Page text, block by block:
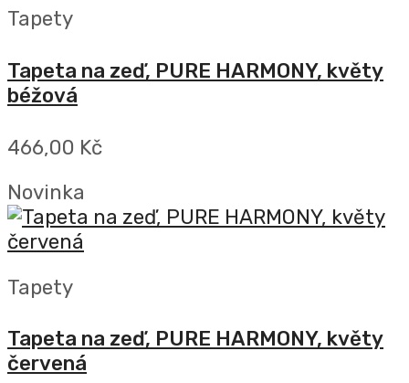
Tapety
Tapeta na zeď, PURE HARMONY, květy
béžová
466,00 Kč
Novinka
Tapety
Tapeta na zeď, PURE HARMONY, květy
červená